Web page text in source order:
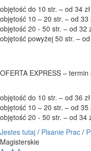
objętość do 10 str. – od 34 zł
objętość 10 – 20 str. – od 33
objętość 20 - 50 str. – od 32
objętość powyżej 50 str. – od
OFERTA EXPRESS –
objętość do 10 str. – od 36 zł
objętość 10 – 20 str. – od 35
objętość 20 - 50 str. – od 34
Jestes tutaj / Pisanie Prac /
Magisterskie